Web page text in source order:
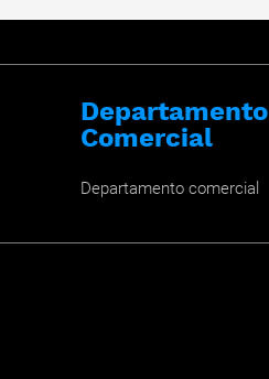
Departamento
Comercial
Departamento comercial